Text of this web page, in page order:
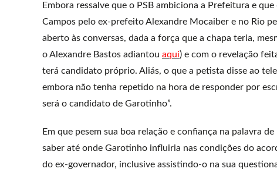
Embora ressalve que o PSB ambiciona a Prefeitura e
Campos pelo ex-prefeito Alexandre Mocaiber e no Rio
aberto às conversas, dada a força que a chapa teria,
o Alexandre Bastos adiantou aqui) e com o revelação
terá candidato próprio. Aliás, o que a petista disse ao
embora não tenha repetido na hora de responder por
será o candidato de Garotinho”.
Em que pesem sua boa relação e confiança na palavra
saber até onde Garotinho influiria nas condições do
do ex-governador, inclusive assistindo-o na sua